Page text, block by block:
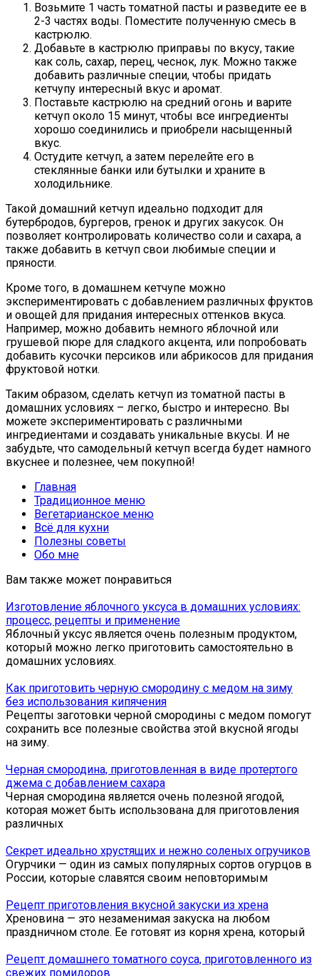
Возьмите 1 часть томатной пасты и разведите ее в
2-3 частях воды. Поместите полученную смесь в
кастрюлю.
Добавьте в кастрюлю приправы по вкусу, такие
как соль, сахар, перец, чеснок, лук. Можно также
добавить различные специи, чтобы придать
кетчупу интересный вкус и аромат.
Поставьте кастрюлю на средний огонь и варите
кетчуп около 15 минут, чтобы все ингредиенты
хорошо соединились и приобрели насыщенный
вкус.
Остудите кетчуп, а затем перелейте его в
стеклянные банки или бутылки и храните в
холодильнике.
Такой домашний кетчуп идеально подходит для
бутербродов, бургеров, гренок и других закусок. Он
позволяет контролировать количество соли и сахара, а
также добавить в кетчуп свои любимые специи и
пряности.
Кроме того, в домашнем кетчупе можно
экспериментировать с добавлением различных фруктов
и овощей для придания интересных оттенков вкуса.
Например, можно добавить немного яблочной или
грушевой пюре для сладкого акцента, или попробовать
добавить кусочки персиков или абрикосов для придания
фруктовой нотки.
Таким образом, сделать кетчуп из томатной пасты в
домашних условиях – легко, быстро и интересно. Вы
можете экспериментировать с различными
ингредиентами и создавать уникальные вкусы. И не
забудьте, что самодельный кетчуп всегда будет намного
вкуснее и полезнее, чем покупной!
Главная
Традиционное меню
Вегетарианское меню
Всё для кухни
Полезны советы
Обо мне
Вам также может понравиться
Изготовление яблочного уксуса в домашних условиях:
процесс, рецепты и применение
Яблочный уксус является очень полезным продуктом,
который можно легко приготовить самостоятельно в
домашних условиях.
Как приготовить черную смородину с медом на зиму
без использования кипячения
Рецепты заготовки черной смородины с медом помогут
сохранить все полезные свойства этой вкусной ягоды
на зиму.
Черная смородина, приготовленная в виде протертого
джема с добавлением сахара
Черная смородина является очень полезной ягодой,
которая может быть использована для приготовления
различных
Секрет идеально хрустящих и нежно соленых огручиков
Огурчики — один из самых популярных сортов огурцов в
России, которые славятся своим неповторимым
Рецепт приготовления вкусной закуски из хрена
Хреновина — это незаменимая закуска на любом
праздничном столе. Ее готовят из корня хрена, который
Рецепт домашнего томатного соуса, приготовленного из
свежих помидоров